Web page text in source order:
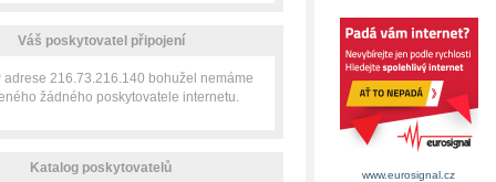
Váš poskytovatel připojení
adrese 216.73.216.140 bohužel nemáme
žádného poskytovatele internetu.
Katalog poskytovatelů
www.eurosignal.cz